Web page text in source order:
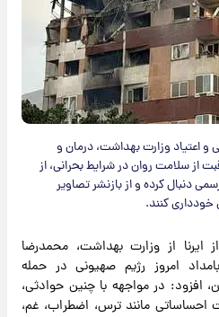
و اعتیاد وزارت بهداشت، درمان و
از سلامت روان در شرایط بحرانی، از
دنبال کرده و از بازنشر تصاویر
کنند.
ایرنا از وزارت بهداشت، محمدرضا
امروز رژیم صهیونی در حمله
افزود: در مواجهه با چنین حوادثی،
مانند ترس، اضطراب، غم،